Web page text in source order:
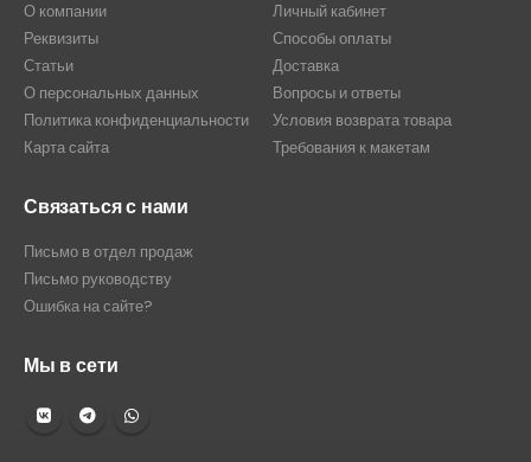
О компании
Реквизиты
Статьи
О персональных данных
Политика конфиденциальности
Карта сайта
Личный кабинет
Способы оплаты
Доставка
Вопросы и ответы
Условия возврата товара
Требования к макетам
Связаться с нами
Письмо в отдел продаж
Письмо руководству
Ошибка на сайте?
Мы в сети